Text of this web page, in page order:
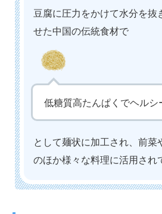
豆腐に圧力をかけて水分を抜
せた中国の伝統食材で
低糖質高たんぱくでヘルシ
として麺状に加工され、前菜
のほか様々な料理に活用され